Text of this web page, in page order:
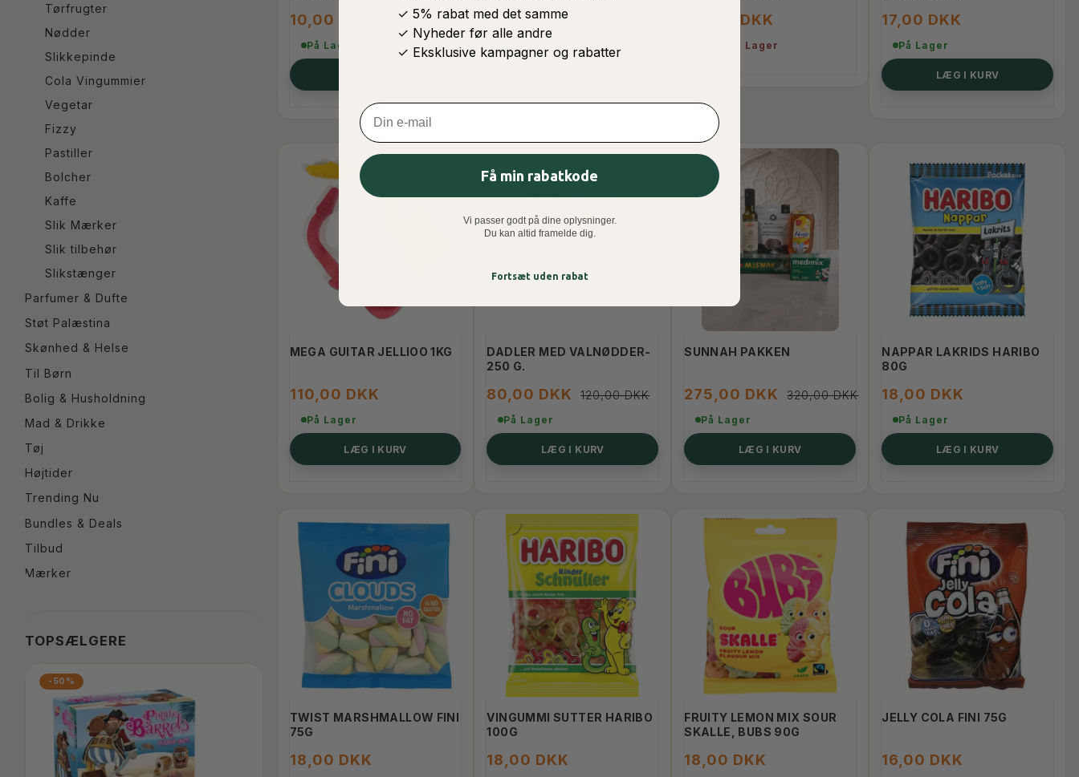
Tørfrugter
Nødder
Slikkepinde
Cola Vingummier
Vegetar
Fizzy
Pastiller
Bolcher
Kaffe
Slik Mærker
Slik tilbehør
Slikstænger
Parfumer & Dufte
Støt Palæstina
Skønhed & Helse
Til Børn
Bolig & Husholdning
Mad & Drikke
Tøj
Højtider
Trending Nu
Bundles & Deals
Tilbud
Mærker
TOPSÆLGERE
-50% KØB 10+ OG FÅ 12% RABAT
10,00 DKK
På Lager
PRIS FRA149,00 DKK
På Lager
110,00 DKK
Ikke På Lager
17,00 DKK
På Lager
LÆG I KURV
MEGA GUITAR JELLIOO 1KG
110,00 DKK
På Lager
LÆG I KURV
DADLER MED VALNØDDER-
250 G.
80,00 DKK 120,00 DKK
På Lager
LÆG I KURV
-14%
NYHED
SUNNAH PAKKEN
275,00 DKK 320,00 DKK
På Lager
LÆG I KURV
NAPPAR LAKRIDS HARIBO
80G
18,00 DKK
På Lager
LÆG I KURV
TWIST MARSHMALLOW FINI
75G
18,00 DKK
VINGUMMI SUTTER HARIBO
100G
18,00 DKK
FRUITY LEMON MIX SOUR
SKALLE, BUBS 90G
18,00 DKK
JELLY COLA FINI 75G
16,00 DKK
✓ 5% rabat med det samme
✓ Nyheder før alle andre
✓ Eksklusive kampagner og rabatter
Email
Få min rabatkode
Vi passer godt på dine oplysninger.
Du kan altid framelde dig.
Fortsæt uden rabat